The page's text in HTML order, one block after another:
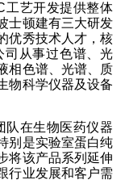
工艺开发提供整体
士顿建有三大研发
优秀技术人才，核
司从事过色谱、光
相色谱、光谱、质
物科学仪器及设备
队在生物医药仪器
别是实验室蛋白纯
将该产品系列延伸
行业发展和客户需